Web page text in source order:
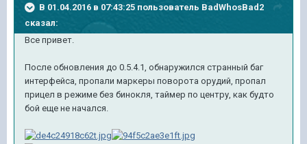
В 01.04.2016 в 07:43:25 пользователь BadWhosBad2
сказал:
Все привет.
После обновления до 0.5.4.1, обнаружился странный баг
интерфейса, пропали маркеры поворота орудий, пропал
прицел в режиме без бинокля, таймер по центру, как будто
бой еще не начался.